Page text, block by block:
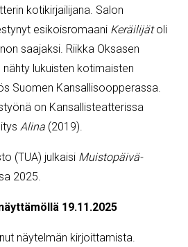
kotikirjailijana. Salon
esikoisromaani Keräilijätoli
saajaksi. Riikka Oksasen
lukuisten kotimaisten
Suomen Kansallisoopperassa.
on Kansallisteatterissa
Alina (2019).
(TUA) julkaisi Muistopäivä-
2025.
19.11.2025
näytelmän kirjoittamista.